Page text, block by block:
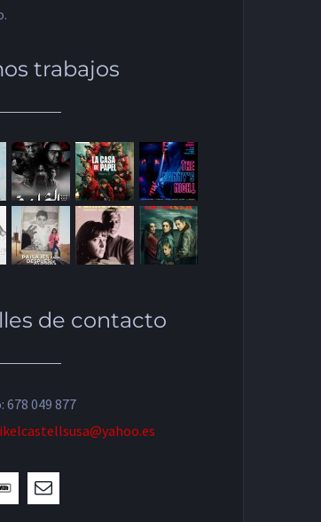
trabajos
de contacto
678 049 877